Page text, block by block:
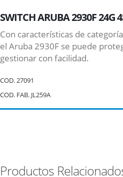
SWITCH ARUBA 2930F 24G
Con características de
el Aruba 2930F se puede
gestionar con facilidad.
COD.27091
COD. FAB. JL259A
Productos